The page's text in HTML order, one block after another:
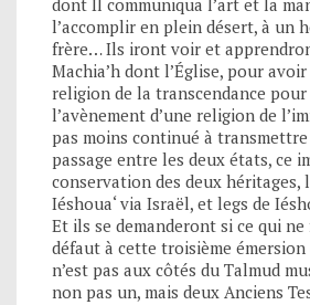
dont Il communiqua l’art et la
l’accomplir en plein désert, à un
frère… Ils iront voir et
Machia’h dont l’Église, pour
religion de la transcendance
l’avènement d’une religion de
pas moins continué à
passage entre les deux états, ce
conservation des deux héritages,
Iéshoua‘ via Israël, et legs de
Et ils se demanderont si ce qui
défaut à cette troisième émersion
n’est pas aux côtés du Talmud
non pas un, mais deux Anciens